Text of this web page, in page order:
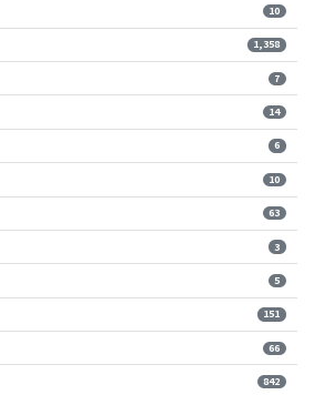
10
1,358
7
14
6
10
63
3
5
151
66
842